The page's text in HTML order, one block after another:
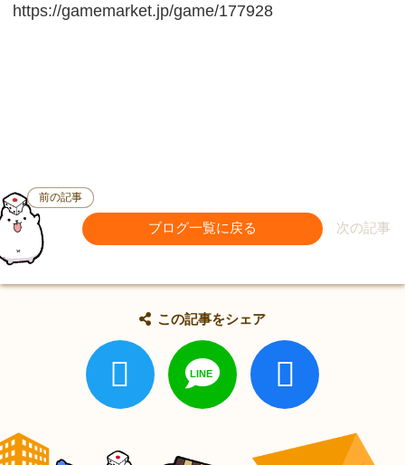
https://gamemarket.jp/game/177928
前の記事
ブログ一覧に戻る 次の記事
この記事をシェア